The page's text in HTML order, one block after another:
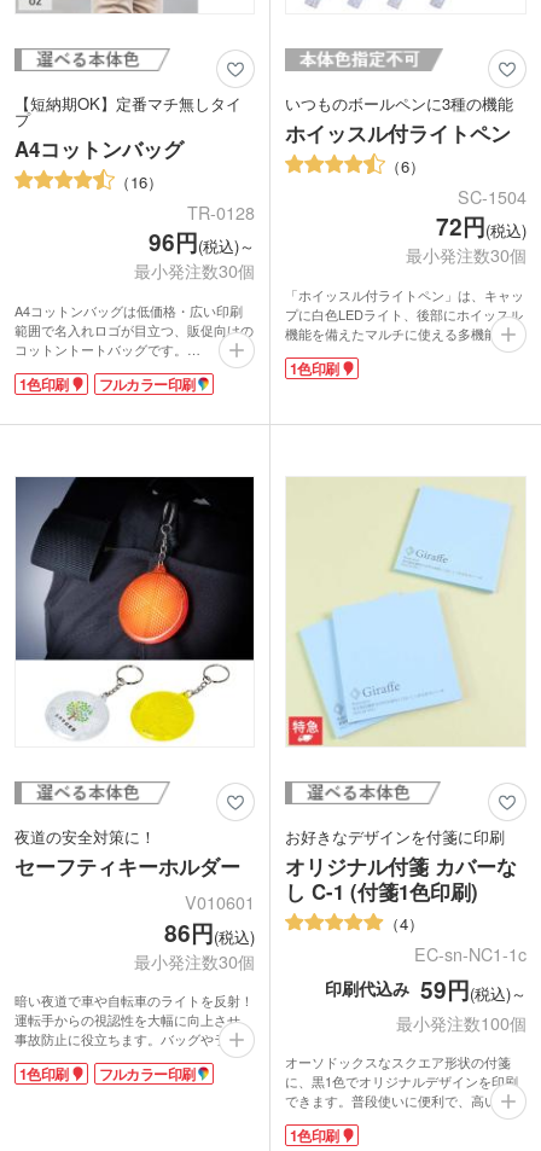
【短納期OK】定番マチ無しタイ
プ
A4コットンバッグ
16
TR-0128
96円(税込)～
最小発注数30個
A4コットンバッグは低価格・広い印刷
範囲で名入れロゴが目立つ、販促向けの
コットントートバッグです。
A4サイズのファイルや商品カタログが
きちんと収納でき、展示会・セミナーな
しても定番の人気があります。企業名や
30個から1色印刷とフルカラー印刷が可
能です。
生地はコットン100%、自然素材で作っ
たエコマーク製品。人にも環境にもやさ
しいバッグです。
1色印刷 フルカラー印刷
いつものボールペンに3種の機能
ホイッスル付ライトペン
6
SC-1504
72円(税込)
最小発注数30個
「ホイッスル付ライトペン」は、キャッ
プに白色LEDライト、後部にホイッスル
機能を備えたマルチに使える多機能ペン
防災意識が高まる昨今、スーツの胸ポケ
LEDライトが暗い足元を明るく照らして
瓦礫などで閉じ込められてしまった場合
には、ホイッスルを吹くことで周囲の人
に自分の居場所を知らせることが出来ま
価格もとってもお買い得なので、展示会
やばらまき用のノベルティにおすすめ。
普通のボールペンとはひと味違った商品
なので、営業トークのきっかけに使える
かも。
1色印刷
夜道の安全対策に！
セーフティキーホルダー
V010601
86円(税込)
最小発注数30個
暗い夜道で車や自転車のライトを反射！
運転手からの視認性を大幅に向上させ、
事故防止に役立ちます。バッグやランド
セル、自転車にキーホルダー感覚で簡単
に取り付け可能。通勤・通学、夜間のウ
1色印刷 フルカラー印刷
お好きなデザインを付箋に印刷
オリジナル付箋 カバーな
し C-1 (付箋1色印刷)
4
EC-sn-NC1-1c
印刷代込み 59円(税込)～
最小発注数100個
オーソドックスなスクエア形状の付箋
に、黒1色でオリジナルデザインを印刷
できます。普段使いに便利で、高い宣伝
効果が期待できるポストイン可能な販促
グッズです。印刷範囲が広く、ロゴやイ
1色印刷